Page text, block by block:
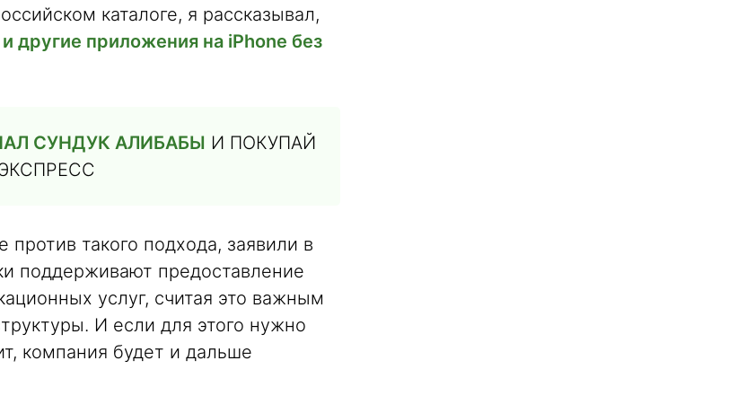
каталоге, я рассказывал,
другие приложения на iPhone без
СУНДУК АЛИБАБЫ И ПОКУПАЙ
такого подхода, заявили в
поддерживают предоставление
услуг, считая это важным
И если для этого нужно
компания будет и дальше